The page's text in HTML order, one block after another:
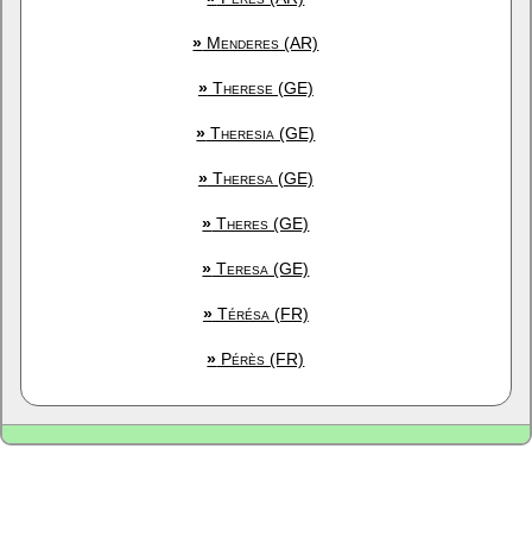
» Menderes (AR)
»Therese (GE)
» Theresia (GE)
»Theresa (GE)
» Theres (GE)
» Teresa (GE)
»Térésa (FR)
» Pérès (FR)